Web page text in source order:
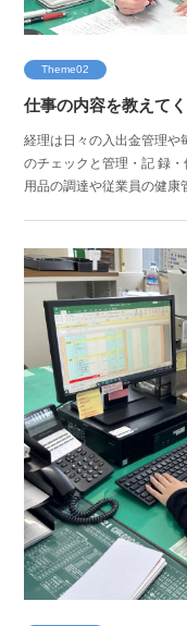
Theme02
仕事の内容を教えてく
経理は日々の入出金管理や
のチェックと管理・記 録
用品の調達や従業員の健康